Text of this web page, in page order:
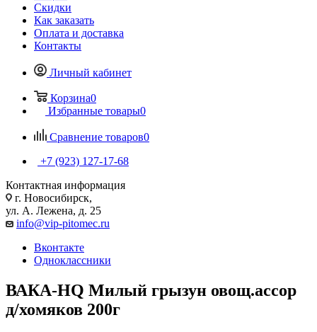
Скидки
Как заказать
Оплата и доставка
Контакты
Личный кабинет
Корзина0
Избранные товары0
Сравнение товаров0
+7 (923) 127-17-68
Контактная информация
г. Новосибирск,
ул. А. Лежена, д. 25
info@vip-pitomec.ru
Вконтакте
Одноклассники
ВАКА-HQ Милый грызун овощ.ассор
д/хомяков 200г